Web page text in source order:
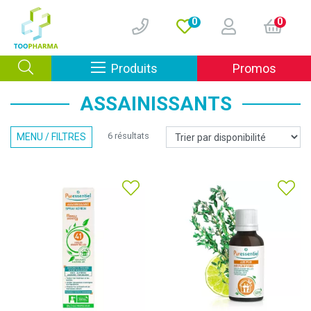
0 0
Produits Afficher la navigation
Promos
ASSAINISSANTS
MENU / FILTRES 6 résultats